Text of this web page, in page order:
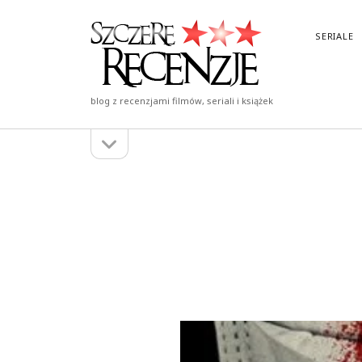
Szczere
Recenzje
blog z recenzjami filmów, seriali i książek
SERIALE
pasek